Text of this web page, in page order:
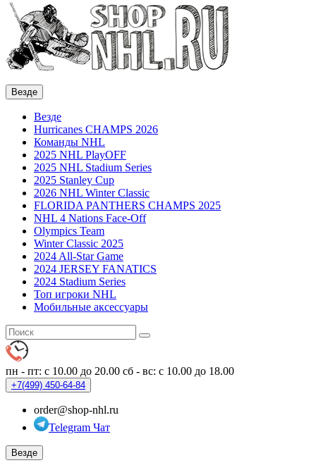
Везде
Везде
Hurricanes CHAMPS 2026
Команды NHL
2025 NHL PlayOFF
2025 NHL Stadium Series
2025 Stanley Cup
2026 NHL Winter Classic
FLORIDA PANTHERS CHAMPS 2025
NHL 4 Nations Face-Off
Olympics Team
Winter Classic 2025
2024 All-Star Game
2024 JERSEY FANATICS
2024 Stadium Series
Топ игроки NHL
Мобильные аксессуары
пн - пт: с 10.00 до 20.00 сб - вс: с 10.00 до 18.00
+7(499) 450-64-84
order@shop-nhl.ru
Telegram Чат
Везде